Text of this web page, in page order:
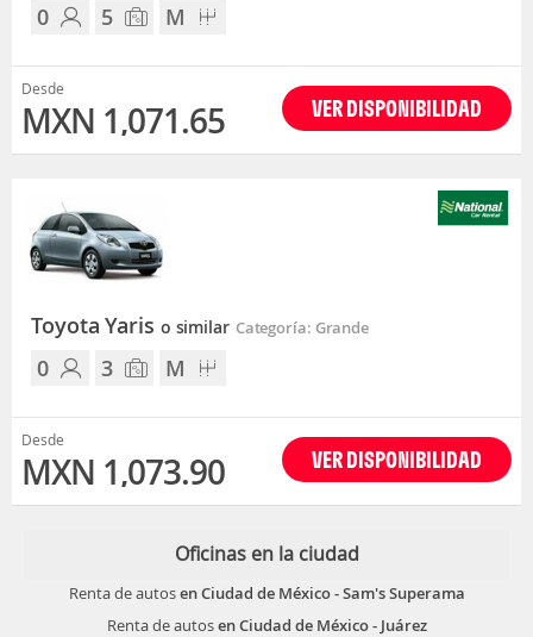
0 5 M
Desde
MXN 1,071.65 VER DISPONIBILIDAD
Toyota Yaris o similar Categoría: Grande
0 3 M
Desde
MXN 1,073.90 VER DISPONIBILIDAD
Oficinas en la ciudad
Renta de autosen Ciudad de México - Sam's Superama
Renta de autosen Ciudad de México - Juárez